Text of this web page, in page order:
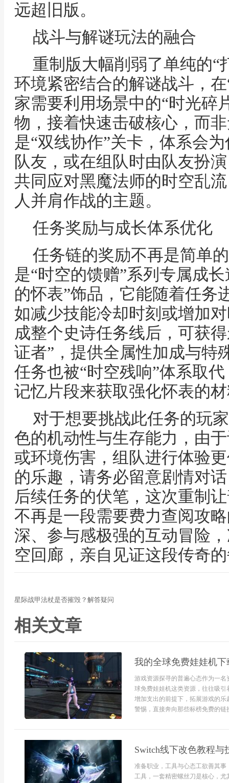
远超旧版。
战斗与解谜玩法的融合
重制版大幅削弱了单纯的“
环境紧密结合的解谜战斗，
家需要利用场景中的“时光碎
物，接着快速击破核心，而
是“双线协作”关卡，体系会
队友，或在组队时由队友扮
共同应对黑魔法师的时空乱
人并肩作战的主题。
任务奖励与成长体系优化
任务链的奖励不再是简单
是“时空的馈赠”系列专属成
的怀表”饰品，它能随着任务
如减少技能冷却时刻或增加
成整个史诗任务线后，可获
证者”，提供全属性加成与特
任务也被“时空残响”体系取
记忆片段来获取强化怀表的
对于想要挑战此任务的玩
色的机动性与生存能力，由
或环境伤害，组队进行体验
的乐趣，请务必留意剧情对
后续任务的伏笔，这次重制
不再是一段需要费力查阅攻
深、参与感极强的互动冒险
空回廊，亲自见证这段传奇
星际战甲法杖是否摧毁？解答疑问
相关文章
我的全球免费娃娃机
游戏资源探寻的普遍心态作为一
球免费娃娃机这类资源，往往吸
增加支出的前提下，拓展游戏的
警惕，直接奔向那些标榜免费的
Switch线下改色教程与
准备职业，工具与心态工欲善其
工具，一套精密螺丝刀是核心，尤